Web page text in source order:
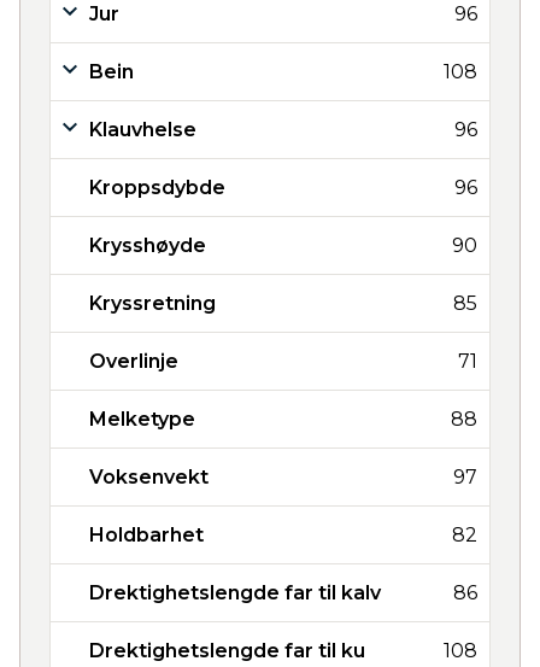
Jur 96
Bein 108
Klauvhelse 96
Kroppsdybde 96
Krysshøyde 90
Kryssretning 85
Overlinje 71
Melketype 88
Voksenvekt 97
Holdbarhet 82
Drektighetslengde far til kalv 86
Drektighetslengde far til ku 108